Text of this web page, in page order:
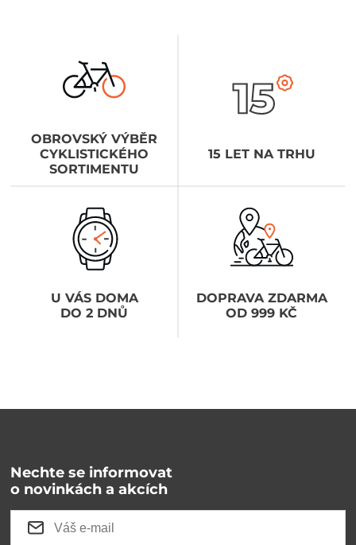
OBROVSKÝ VÝBĚR
CYKLISTICKÉHO
SORTIMENTU
15 LET NA TRHU
U VÁS DOMA
DO 2 DNŮ
DOPRAVA ZDARMA
OD 999 KČ
Nechte se informovat
o novinkách a akcích